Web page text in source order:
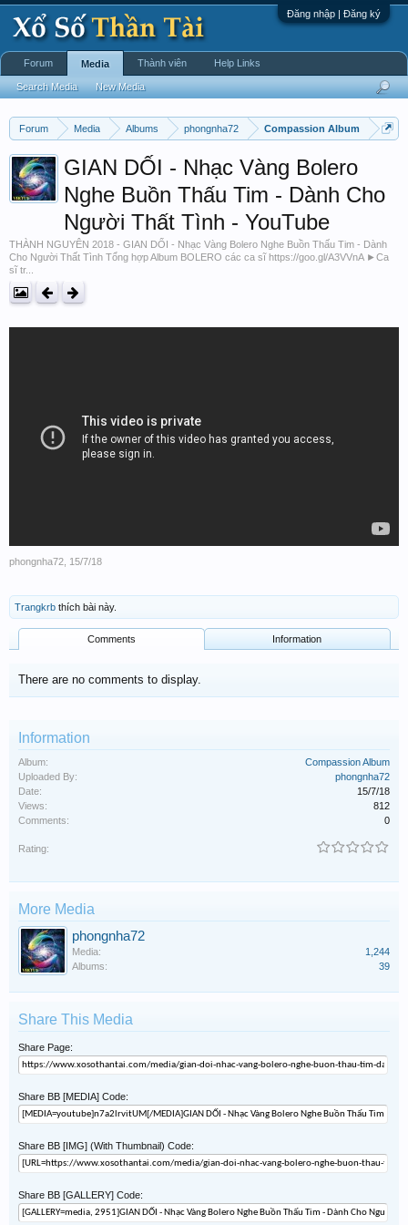
Đăng nhập | Đăng ký
Forum Media Albums phongnha72 Compassion Album
GIAN DỐI - Nhạc Vàng Bolero
Nghe Buồn Thấu Tim - Dành Cho
Người Thất Tình - YouTube
THÀNH NGUYÊN 2018 - GIAN DỐI - Nhạc Vàng Bolero Nghe Buồn Thấu Tim - Dành
Cho Người Thất Tình Tổng hợp Album BOLERO các ca sĩ https://goo.gl/A3VVnA ►Ca
sĩ tr...
phongnha72 15/7/18
Trangkrb thích bài này.
Comments Information
There are no comments to display.
Information
Album:
Compassion Album
Uploaded By:
phongnha72
Date:
15/7/18
Views:
812
Comments:
0
Rating:
More Media
phongnha72
Media:
1,244
Albums:
39
Share This Media
Share Page:
Share BB [MEDIA] Code:
Share BB [IMG] (With Thumbnail) Code:
Share BB [GALLERY] Code:
Forum Media
Search Media New Media
Thành viên Help Links